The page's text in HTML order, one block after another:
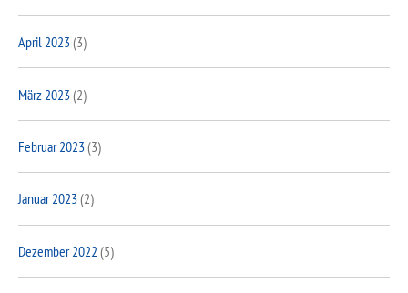
April 2023(3)
März 2023(2)
Februar 2023(3)
Januar 2023(2)
Dezember 2022 (5)